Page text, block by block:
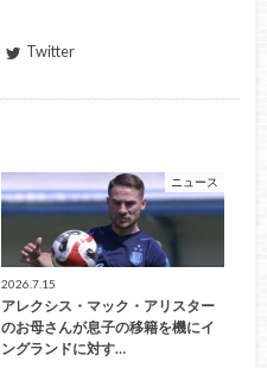
Twitter
ニュース
2026.7.15
アレクシス・マック・アリスター
のお母さんが息子の移籍を機にイ
ングランドに対す…